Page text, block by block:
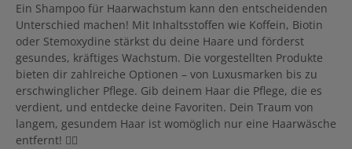
Ein Shampoo für Haarwachstum kann den entscheidenden
Unterschied machen! Mit Inhaltsstoffen wie Koffein, Biotin
oder Stemoxydine stärkst du deine Haare und förderst
gesundes, kräftiges Wachstum. Die vorgestellten Produkte
bieten dir zahlreiche Optionen – von Luxusmarken bis zu
erschwinglicher Pflege. Gib deinem Haar die Pflege, die es
verdient, und entdecke deine Favoriten. Dein Traum von
langem, gesundem Haar ist womöglich nur eine Haarwäsche
entfernt! 💆‍♀️